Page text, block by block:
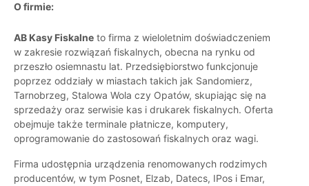
O firmie:
AB Kasy Fiskalne to firma z wieloletnim doświadczeniem
w zakresie rozwiązań fiskalnych, obecna na rynku od
przeszło osiemnastu lat. Przedsiębiorstwo funkcjonuje
poprzez oddziały w miastach takich jak Sandomierz,
Tarnobrzeg, Stalowa Wola czy Opatów, skupiając się na
sprzedaży oraz serwisie kas i drukarek fiskalnych. Oferta
obejmuje także terminale płatnicze, komputery,
oprogramowanie do zastosowań fiskalnych oraz wagi.
Firma udostępnia urządzenia renomowanych rodzimych
producentów, w tym Posnet, Elzab, Datecs, IPos i Emar,